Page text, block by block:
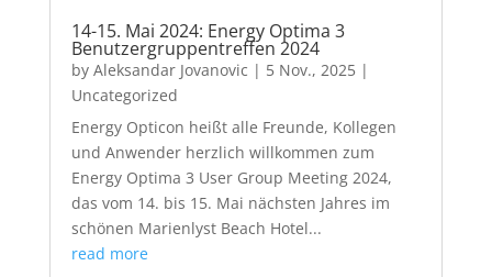
14-15. Mai 2024: Energy Optima 3
Benutzergruppentreffen 2024
by Aleksandar Jovanovic | 5 Nov., 2025|
Uncategorized
Energy Opticon heißt alle Freunde, Kollegen
und Anwender herzlich willkommen zum
Energy Optima 3 User Group Meeting 2024,
das vom 14. bis 15. Mai nächsten Jahres im
schönen Marienlyst Beach Hotel...
read more